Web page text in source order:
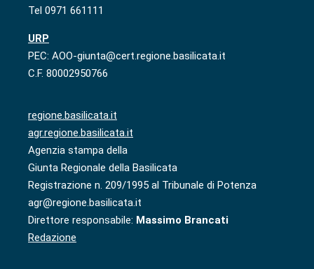
Tel 0971 661111
URP
PEC: AOO-giunta@cert.regione.basilicata.it
C.F. 80002950766
regione.basilicata.it
agr.regione.basilicata.it
Agenzia stampa della
Giunta Regionale della Basilicata
Registrazione n. 209/1995 al Tribunale di Potenza
agr@regione.basilicata.it
Direttore responsabile: Massimo Brancati
Redazione